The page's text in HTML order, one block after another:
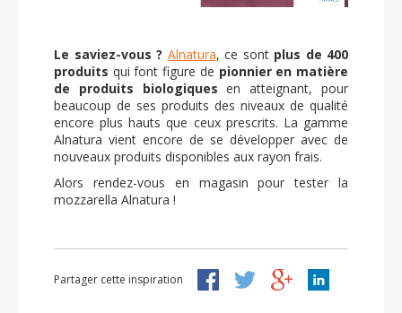
Le saviez-vous ? Alnatura, ce sont plus de 400
produits qui font figure de pionnier en matière
de produits biologiques en atteignant, pour
beaucoup de ses produits des niveaux de qualité
encore plus hauts que ceux prescrits. La gamme
Alnatura vient encore de se développer avec de
nouveaux produits disponibles aux rayon frais.
Alors rendez-vous en magasin pour tester la
mozzarella Alnatura !
Partager cette inspiration